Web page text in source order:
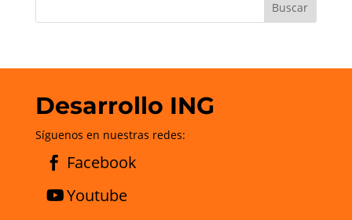
Desarrollo ING
Síguenos en nuestras redes:
Facebook
Youtube